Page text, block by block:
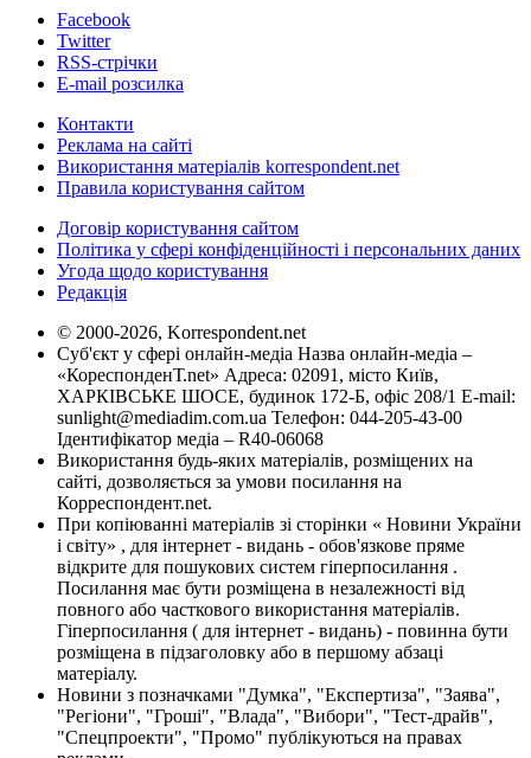
Facebook
Twitter
RSS-стрічки
E-mail розсилка
Контакти
Реклама на сайті
Використання матеріалів korrespondent.net
Правила користування сайтом
Договір користування сайтом
Політика у сфері конфіденційності і персональних даних
Угода щодо користування
Редакція
© 2000-2026, Korrespondent.net
Суб'єкт у сфері онлайн-медіа Назва онлайн-медіа –
«КореспонденТ.net» Адреса: 02091, місто Київ,
ХАРКІВСЬКЕ ШОСЕ, будинок 172-Б, офіс 208/1 E-mail:
sunlight@mediadim.com.ua Телефон: 044-205-43-00
Ідентифікатор медіа – R40-06068
Використання будь-яких матеріалів, розміщених на
сайті, дозволяється за умови посилання на
Корреспондент.net.
При копіюванні матеріалів зі сторінки « Новини України
і світу» , для інтернет - видань - обов'язкове пряме
відкрите для пошукових систем гіперпосилання .
Посилання має бути розміщена в незалежності від
повного або часткового використання матеріалів.
Гіперпосилання ( для інтернет - видань) - повинна бути
розміщена в підзаголовку або в першому абзаці
матеріалу.
Новини з позначками "Думка", "Експертиза", "Заява",
"Регіони", "Гроші", "Влада", "Вибори", "Тест-драйв",
"Спецпроекти", "Промо" публікуються на правах